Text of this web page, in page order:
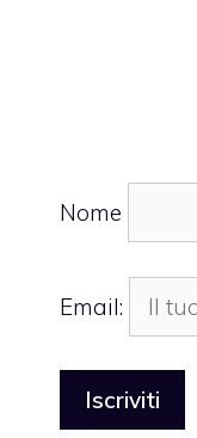
Nome
Email: